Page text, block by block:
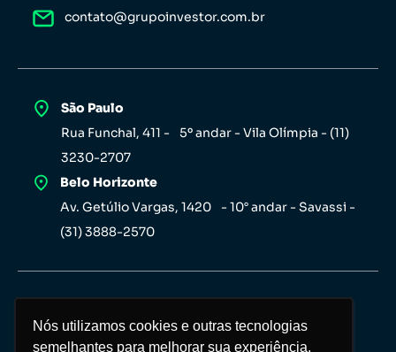
Nós utilizamos cookies e outras tecnologias
semelhantes para melhorar sua experiência,
Nós utilizamos cookies e outras tecnologias
semelhantes para melhorar sua experiência,
contato@grupoinvestor.com.br
São Paulo
Rua Funchal, 411 - 5º andar - Vila Olímpia - (11)
3230-2707
Belo Horizonte
Av. Getúlio Vargas, 1420 - 10° andar - Savassi -
(31) 3888-2570